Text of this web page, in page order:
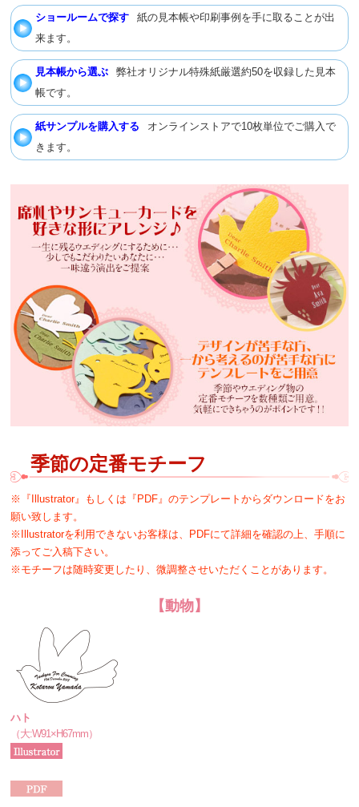
ショールームで探す
紙の見本帳や印刷事例を手に取ることが出
来ます。
見本帳から選ぶ
弊社オリジナル特殊紙厳選約50を収録した見本
帳です。
紙サンプルを購入する
オンラインストアで10枚単位でご購入で
きます。
季節の定番モチーフ
※『Illustrator』もしくは『PDF』のテンプレートからダウンロードをお
願い致します。
※Illustratorを利用できないお客様は、PDFにて詳細を確認の上、手順に
添ってご入稿下さい。
※モチーフは随時変更したり、微調整させいただくことがあります。
【動物】
ハト
（大:W91×H67mm）